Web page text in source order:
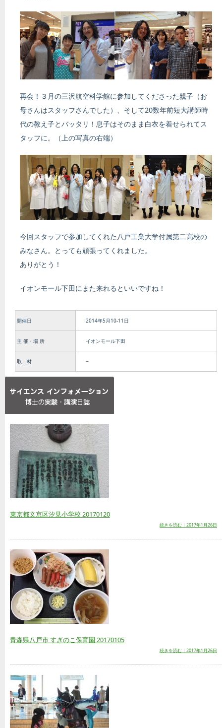
再会！３月の三沢航空科学館に参加してくださった親子（お
母さんはスタッフさんでした）、そして20数年前短大講師時
代の教え子とバッタリ！息子はそのまま白衣を着せられてス
タッフに。（上の写真の右端）
今回スタッフで参加してくれた八戸工業大学付属第二高校の
みなさん。とっても頑張ってくれました。
ありがとう！
イオンモール下田にまた来れるといいですね！
開催日 2014年5月10-11日
主 催・場 所 イオンモール下田
取 材 −
東京都文京区汐見小学校 20170120
続きを読む｜2017年1月26日
青森県八戸市 すぎのこ保育園 20170105
続きを読む｜2017年1月26日